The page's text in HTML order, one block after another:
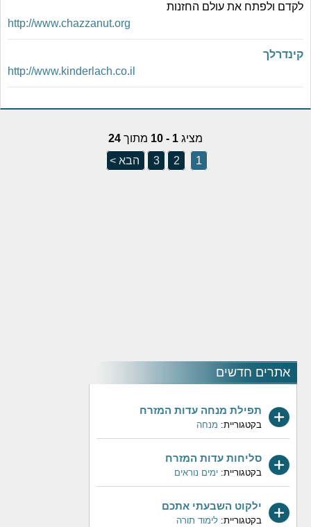
אתרים חדשים
תפילת מנחה עדות המזרח
בקטגוריית: מנחה
סליחות עדות המזרח
בקטגוריית: ימים נוראים
ילקוט השבעתי אתכם
בקטגוריית: לימוד תורה
לקדם ולפתח את עולם החזנות
http://www.chazzanut.org
קינדרלך
http://www.kinderlach.co.il
מציג 1 - 10 מתוך 24
1
2
3 הבא >